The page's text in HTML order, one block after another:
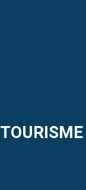
TOURISME